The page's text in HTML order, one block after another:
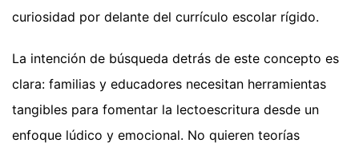
curiosidad por delante del currículo escolar rígido.
La intención de búsqueda detrás de este concepto es
clara: familias y educadores necesitan herramientas
tangibles para fomentar la lectoescritura desde un
enfoque lúdico y emocional. No quieren teorías